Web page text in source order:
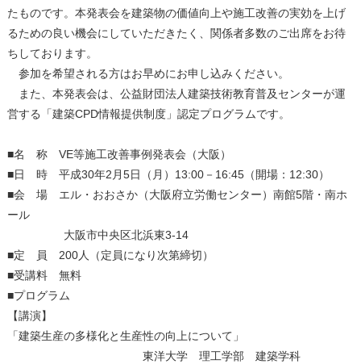
たものです。本発表会を建築物の価値向上や施工改善の実効を上げ
るための良い機会にしていただきたく、関係者多数のご出席をお待
ちしております。
参加を希望される方はお早めにお申し込みください。
また、本発表会は、公益財団法人建築技術教育普及センターが運
営する「建築CPD情報提供制度」認定プログラムです。
■名 称 VE等施工改善事例発表会（大阪）
■日 時 平成30年2月5日（月）13:00－16:45（開場：12:30）
■会 場 エル・おおさか（大阪府立労働センター）南館5階・南ホ
ール
大阪市中央区北浜東3-14
■定 員 200人（定員になり次第締切）
■受講料 無料
■プログラム
【講演】
「建築生産の多様化と生産性の向上について」
東洋大学 理工学部 建築学科